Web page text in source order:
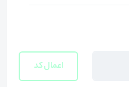
اعمال کد